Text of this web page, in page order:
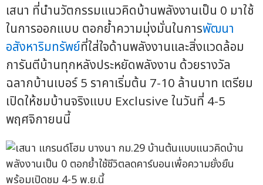
เสนา ที่นำนวัตกรรมแนวคิดบ้านพลังงานเป็น 0 มาใช้
ในการออกแบบ ตอกย้ำความมุ่งมั่นในการพัฒนา
อสังหาริมทรัพย์ที่ใส่ใจด้านพลังงานและสิ่งแวดล้อม
การันตีบ้านทุกหลังประหยัดพลังงาน ด้วยรางวัล
ฉลากบ้านเบอร์ 5 ราคาเริ่มต้น 7-10 ล้านบาท เตรียม
เปิดให้ชมบ้านจริงแบบ Exclusive ในวันที่ 4-5
พฤศจิกายนนี้